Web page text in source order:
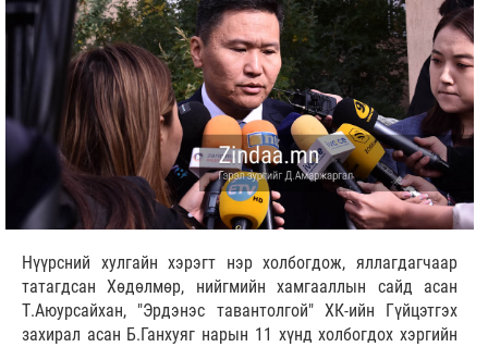
Нүүрсний хулгайн хэрэгт нэр холбогдож, яллагдагчаар
татагдсан Хөдөлмөр, нийгмийн хамгааллын сайд асан
Т.Аюурсайхан, "Эрдэнэс тавантолгой" ХК-ийн Гүйцэтгэх
захирал асан Б.Ганхуяг нарын 11 хүнд холбогдох хэргийн